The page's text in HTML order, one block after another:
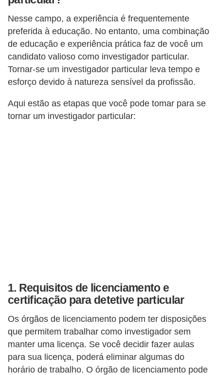
Nesse campo, a experiência é frequentemente
preferida à educação. No entanto, uma combinação
de educação e experiência prática faz de você um
candidato valioso como investigador particular.
Tornar-se um investigador particular leva tempo e
esforço devido à natureza sensível da profissão.
Aqui estão as etapas que você pode tomar para se
tornar um investigador particular:
1. Requisitos de licenciamento e
certificação para detetive particular
Os órgãos de licenciamento podem ter disposições
que permitem trabalhar como investigador sem
manter uma licença. Se você decidir fazer aulas
para sua licença, poderá eliminar algumas do
horário de trabalho. O órgão de licenciamento pode
t
r
a
b
a
l
h
t
i
a
ç
ã
o